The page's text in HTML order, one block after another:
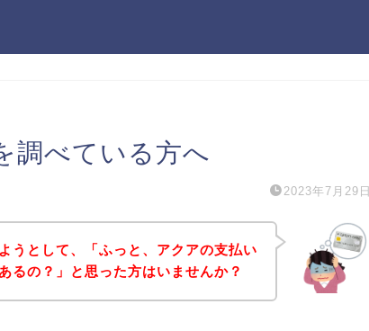
調べている方へ
2023年7月29日
うとして、「ふっと、アクアの支払い
るの？」と思った方はいませんか？